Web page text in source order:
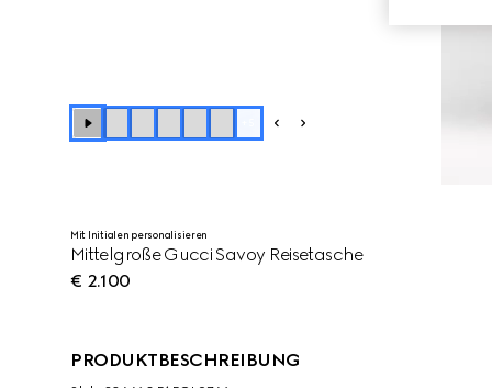
Mit Initialen personalisieren
Mittelgroße Gucci Savoy Reisetasche
€ 2.100
PRODUKTBESCHREIBUNG